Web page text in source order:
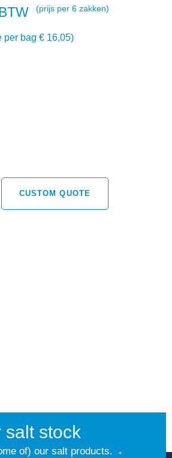
(prijs per 6 zakken)
per bag € 16,05)
CUSTOM QUOTE
salt stock
of) our salt products.